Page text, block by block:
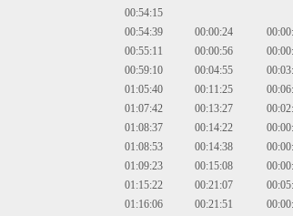
00:54:15
00:54:39 00:00:24
00:55:11 00:00:56
00:59:10 00:04:55
01:05:40 00:11:25
01:07:42 00:13:27
01:08:37 00:14:22
01:08:53 00:14:38
01:09:23 00:15:08
01:15:22 00:21:07
01:16:06 00:21:51